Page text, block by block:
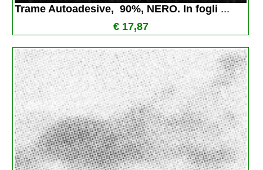
Trame Autoadesive,  90%, NERO. In fogli ...
€ 17,87